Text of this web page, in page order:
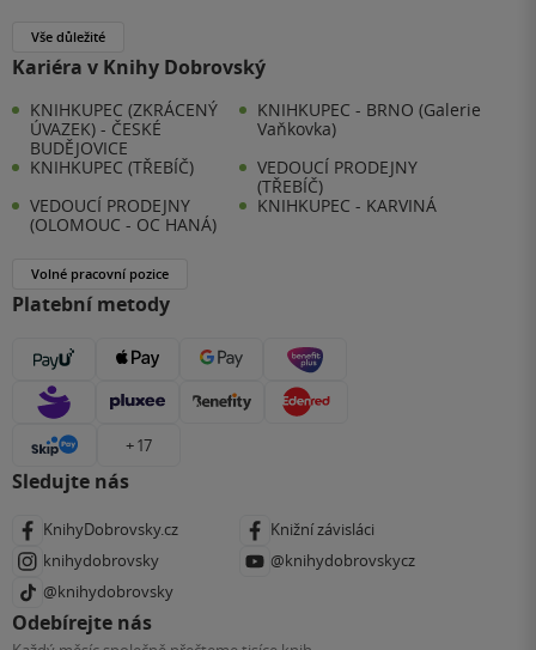
Vše důležité
Kariéra v Knihy Dobrovský
KNIHKUPEC (ZKRÁCENÝ
ÚVAZEK) - ČESKÉ
BUDĚJOVICE
KNIHKUPEC - BRNO (Galerie
Vaňkovka)
KNIHKUPEC (TŘEBÍČ)
VEDOUCÍ PRODEJNY
(TŘEBÍČ)
VEDOUCÍ PRODEJNY
(OLOMOUC - OC HANÁ)
KNIHKUPEC - KARVINÁ
Volné pracovní pozice
Platební metody
+ 17
Sledujte nás
KnihyDobrovsky.cz
Knižní závisláci
knihydobrovsky
@knihydobrovskycz
@knihydobrovsky
Odebírejte nás